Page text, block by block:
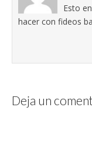
Esto
hacer con fideos
Deja un